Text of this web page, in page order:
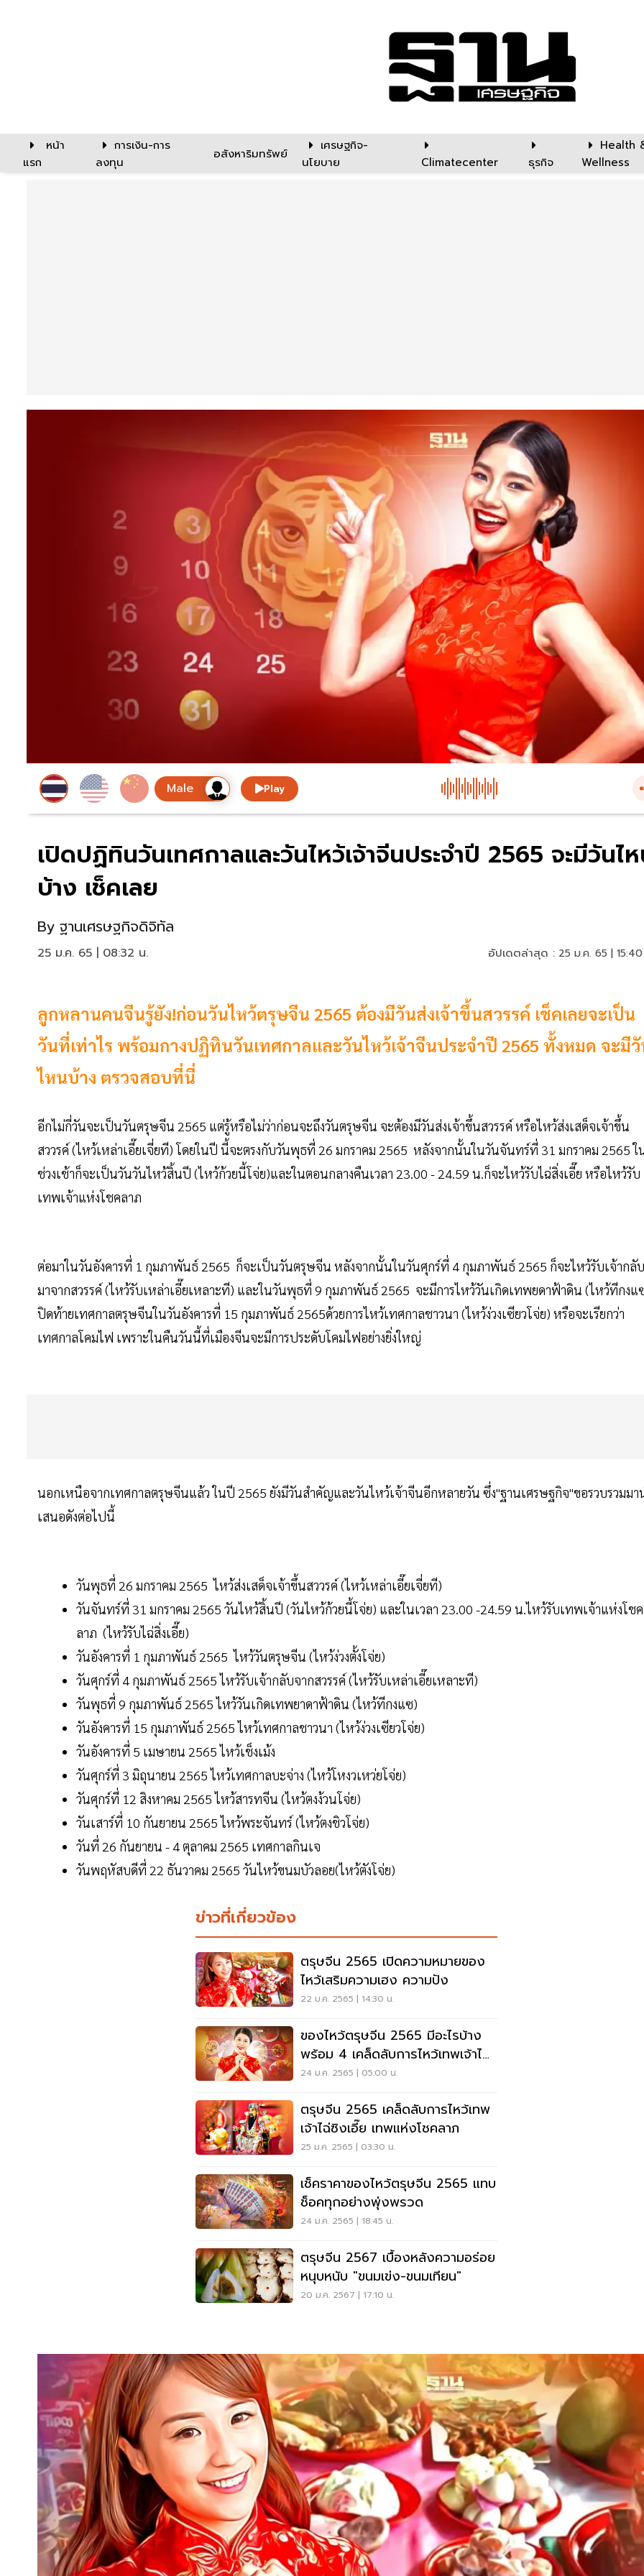
หน้า
แรก
การเงิน-การ
ลงทุน
อสังหาริมทรัพย์
เศรษฐกิจ-
นโยบาย
Climatecenter ธุรกิจ
Health
Wellness
Play
เปิดปฏิทินวันเทศกาลและวันไหว้เจ้าจีนประจำปี 2565 จะมีวันไ
บ้าง เช็คเลย
By ฐานเศรษฐกิจดิจิทัล
25 ม.ค. 65 | 08:32 น. อัปเดตล่าสุด : 25 ม.ค. 65 |
ลูกหลานคนจีนรู้ยัง!ก่อนวันไหว้ตรุษจีน 2565 ต้องมีวันส่งเจ้าขึ้นสวรรค์ เช็คเลยจะเป็น
วันที่เท่าไร พร้อมกางปฏิทินวันเทศกาลและวันไหว้เจ้าจีนประจำปี 2565 ทั้งหมด จะมี
ไหนบ้าง ตรวจสอบที่นี่
อีกไม่กี่วันจะเป็นวันตรุษจีน 2565 แต่รู้หรือไม่ว่าก่อนจะถึงวันตรุษจีน จะต้องมีวันส่งเจ้าขึ้นสวรรค์ หรือไหว้ส่งเสด็จเจ้าขึ้น
สววรค์ (ไหว้เหล่าเอี๊ยเจี่ยที) โดยในปี นี้จะตรงกับวันพุธที่ 26 มกราคม 2565 หลังจากนั้นในวันจันทร์ที่ 31 มกราคม 2565 ใ
ช่วงเช้าก็จะเป็นวันวันไหว้สิ้นปี (ไหว้ก้วยนี้โจ่ย)และในตอนกลางคืนเวลา 23.00 - 24.59 น.ก็จะไหว้รับไฉ่สิ่งเอี๊ย หรือไหว้รับ
เทพเจ้าแห่งโชคลาภ
ต่อมาในวันอังคารที่ 1 กุมภาพันธ์ 2565 ก็จะเป็นวันตรุษจีน หลังจากนั้นในวันศุกร์ที่ 4 กุมภาพันธ์ 2565 ก็จะไหว้รับเจ้ากลับ
มาจากสวรรค์ (ไหว้รับเหล่าเอี๊ยเหลาะที) และในวันพุธที่ 9 กุมภาพันธ์ 2565 จะมีการไหว้วันเกิดเทพยดาฟ้าดิน (ไหว้ทีกงแ
ปิดท้ายเทศกาลตรุษจีนในวันอังคารที่ 15 กุมภาพันธ์ 2565ด้วยการไหว้เทศกาลชาวนา (ไหว้ง่วงเซียวโจ่ย) หรือจะเรียกว่า
เทศกาลโคมไฟ เพราะในคืนวันนี้ที่เมืองจีนจะมีการประดับโคมไฟอย่างยิ่งใหญ่
นอกเหนือจากเทศกาลตรุษจีนแล้ว ในปี 2565 ยังมีวันสำคัญและวันไหว้เจ้าจีนอีกหลายวัน ซึ่ง"ฐานเศรษฐกิจ"ขอรวบรวมมา
เสนอดังต่อไปนี้
วันพุธที่ 26 มกราคม 2565 ไหว้ส่งเสด็จเจ้าขึ้นสววรค์ (ไหว้เหล่าเอี๊ยเจี่ยที)
วันจันทร์ที่ 31 มกราคม 2565 วันไหว้สิ้นปี (วันไหว้ก้วยนี้โจ่ย) และในเวลา 23.00 -24.59 น.ไหว้รับเทพเจ้าแห่งโชค
ลาภ (ไหว้รับไฉ่สิ่งเอี๊ย)
วันอังคารที่ 1 กุมภาพันธ์ 2565 ไหว้วันตรุษจีน (ไหว้ง่วงตั้งโจ่ย)
วันศุกร์ที่ 4 กุมภาพันธ์ 2565 ไหว้รับเจ้ากลับจากสวรรค์ (ไหว้รับเหล่าเอี๊ยเหลาะที)
วันพุธที่ 9 กุมภาพันธ์ 2565 ไหว้วันเกิดเทพยาดาฟ้าดิน (ไหว้ทีกงแซ)
วันอังคารที่ 15 กุมภาพันธ์ 2565 ไหว้เทศกาลชาวนา (ไหว้ง่วงเซียวโจ่ย)
วันอังคารที่ 5 เมษายน 2565 ไหว้เช็งเม้ง
วันศุกร์ที่ 3 มิถุนายน 2565 ไหว้เทศกาลบะจ่าง (ไหว้โหงวเหว่ยโจ่ย)
วันศุกร์ที่ 12 สิงหาคม 2565 ไหว้สารทจีน (ไหว้ตงง้วนโจ่ย)
วันเสาร์ที่ 10 กันยายน 2565 ไหว้พระจันทร์ (ไหว้ตงชิวโจ่ย)
วันที่ 26 กันยายน - 4 ตุลาคม 2565 เทศกาลกินเจ
วันพฤหัสบดีที่ 22 ธันวาคม 2565 วันไหว้ขนมบัวลอย(ไหว้ตังโจ่ย)
ข่าวที่เกี่ยวข้อง
ตรุษจีน 2565 เปิดความหมายของ
ไหว้เสริมความเฮง ความปัง
22 ม.ค. 2565 | 14:30 น.
ของไหว้ตรุษจีน 2565 มีอะไรบ้าง
พร้อม 4 เคล็ดลับการไหว้เทพเจ้าไฉ่
ซิงเอี้ย
24 ม.ค. 2565 | 05:00 น.
ตรุษจีน 2565 เคล็ดลับการไหว้เทพ
เจ้าไฉ่ซิงเอี๊ย เทพแห่งโชคลาภ
25 ม.ค. 2565 | 03:30 น.
เช็คราคาของไหว้ตรุษจีน 2565 แทบ
ช็อคทุกอย่างพุ่งพรวด
24 ม.ค. 2565 | 18:45 น.
ตรุษจีน 2567 เบื้องหลังความอร่อย
หนุบหนับ "ขนมเข่ง-ขนมเทียน"
20 ม.ค. 2567 | 17:10 น.